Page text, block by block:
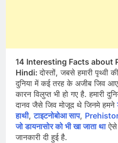
14 Interesting Facts about
Hindi:दोस्तों, जबसे हमारी पृथ्वी
दुनिया में कई तरह के अजीब जिव
कारन विलुप्त भी हो गए है. हमारी
दानव जैसे जिव मोजूद थे जिनमे हमने
हाथी,टाइटनोबोआ साप,
जो डायनासोर को भी खा जाता थाऐसे
जानकारी दी हुई है.